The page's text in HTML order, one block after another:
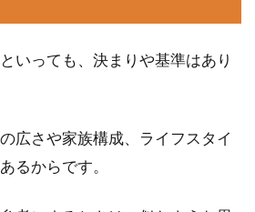
いっても、決まりや基準はあり
広さや家族構成、ライフスタイ
るからです。